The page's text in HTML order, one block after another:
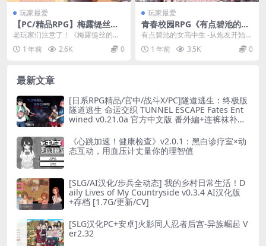
玩家最爱
【PC/精品RPG】梅露缇丝的
冒险 Meltys Quest Ver1.2R
[官中/全CG存档/步兵]【1.9
G】
老玩家们注意了！《梅露缇丝的冒
险》这款经典奇幻RPG终于迎来​​Ver
1.2R官...
1 年前 2.6K 0
玩家最爱
青春校园RPG《有点碧池的女
高中生 -从炮友开始的青春》P
C版AI汉化版
有点碧池的女高中生 -从炮友开始的
青春​​是一款以校园生活为背景的角
色扮演游戏，...
1 年前 3.5K 0
最新文章
[日系RPG精品/官中/战斗X/PC]隧道逃生：终极版
隧道逃生 命运交织 TUNNEL ESCAPE Fates Ent
wined v0.21.0a 官方中文版 番外編+连裤袜补丁
《心跳加速！健康检查》v2.0.1：黑白诊疗室×动
态互动，用血压计丈量你的理智值
[SLG/AI汉化/步兵全动态] 我的乡村日常生活！D
aily Lives of My Countryside v0.3.4 AI汉化版
+存档 [1.7G/更新/CV]
[SLG汉化PC+安卓]火影同人忍者后宫-异族崛起 V
er2.32